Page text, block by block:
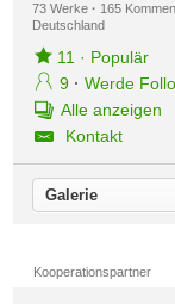
73 Werke · 165
Deutschland
11 · Populär
9 · Werde
Alle anzeigen
Kontakt
Galerie
Kooperationspartner